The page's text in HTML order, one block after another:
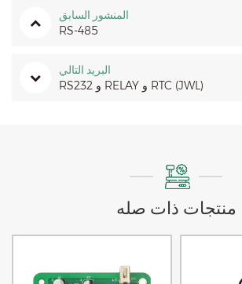
المنشور السابق
RS-485
البريد التالي
RS232 و RELAY و RTC (JWL)
منتجات ذات صله